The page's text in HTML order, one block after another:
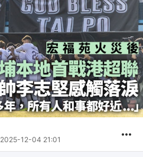
2025-12-04 21:01